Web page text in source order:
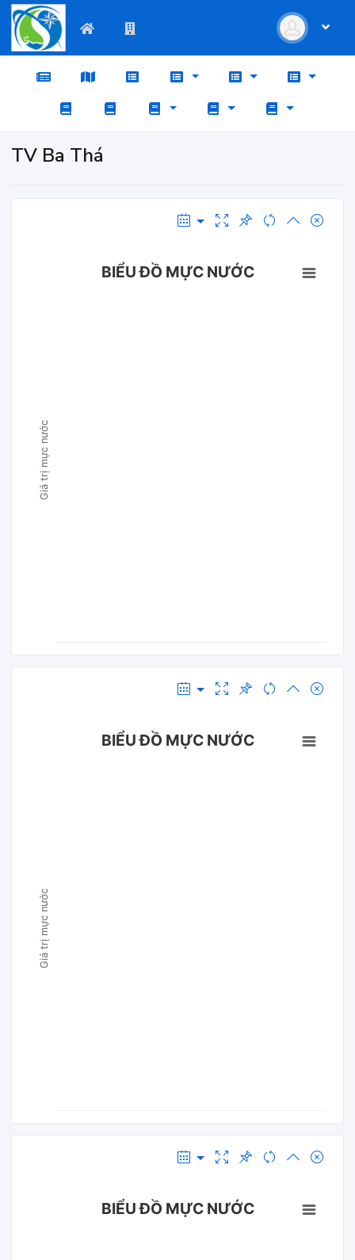
TV Ba Thá
Giá trị mực nước
BIỂU ĐỒ MỰC NƯỚC
Giá trị mực nước
BIỂU ĐỒ MỰC NƯỚC
BIỂU ĐỒ MỰC NƯỚC